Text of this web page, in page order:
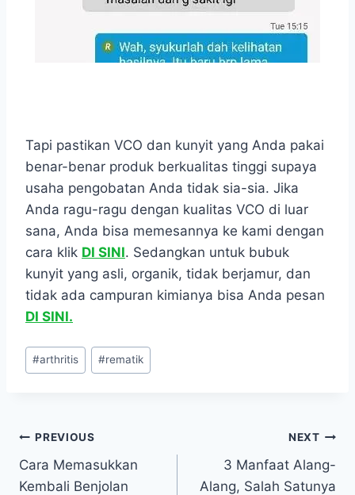
Tapi pastikan VCO dan kunyit yang Anda pakai
benar-benar produk berkualitas tinggi supaya
usaha pengobatan Anda tidak sia-sia. Jika
Anda ragu-ragu dengan kualitas VCO di luar
sana, Anda bisa memesannya ke kami dengan
cara klik DI SINI. Sedangkan untuk bubuk
kunyit yang asli, organik, tidak berjamur, dan
tidak ada campuran kimianya bisa Anda pesan
DI SINI.
Post
Tags:
#arthritis #rematik
Navigasi
pos
PREVIOUS
Cara Memasukkan
Kembali Benjolan
NEXT
3 Manfaat Alang-
Alang, Salah Satunya